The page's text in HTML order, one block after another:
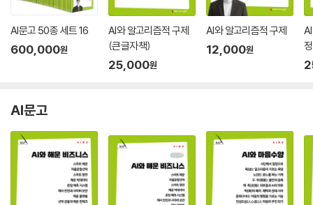
AI문고 50종 세트 16
600,000원
AI와 알고리즘적 구제
(큰글자책)
25,000원
AI와 알고리즘적 구제
12,000원
AI문고